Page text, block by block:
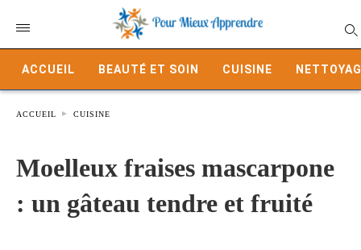
ACCUEIL BEAUTÉ ET SOIN CUISINE
ACCUEIL CUISINE
Moelleux fraises mascarpone
: un gâteau tendre et fruité